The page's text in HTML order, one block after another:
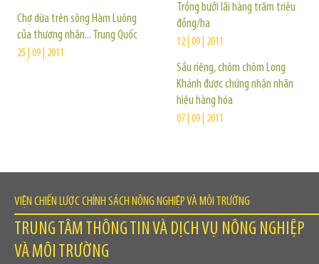
Chợ dừa trên sông Hàm Luông
của thương nhân... Trung Quốc
25 | 09 | 2011
Trồng bưởi lãi hàng trăm triệu
đồng/ha
12 | 09 | 2011
Sầu riêng, chôm chôm Long
Khánh được chứng nhận nhãn
hiệu hàng hóa
07 | 09 | 2011
VIỆN CHIẾN LƯỢC CHÍNH SÁCH NÔNG NGHIỆP VÀ MÔI TRƯỜNG
TRUNG TÂM THÔNG TIN VÀ DỊCH VỤ NÔNG NGHIỆP
VÀ MÔI TRƯỜNG